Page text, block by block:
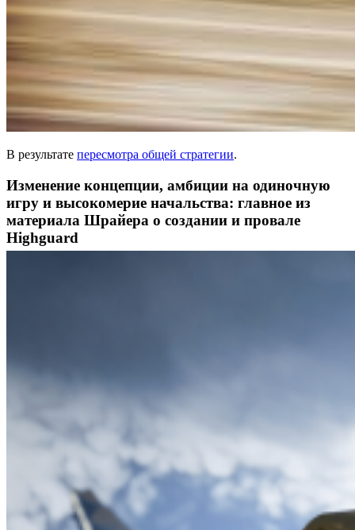
В результате пересмотра общей стратегии.
Изменение концепции, амбиции на одиночную
игру и высокомерие начальства: главное из
материала Шрайера о создании и провале
Highguard